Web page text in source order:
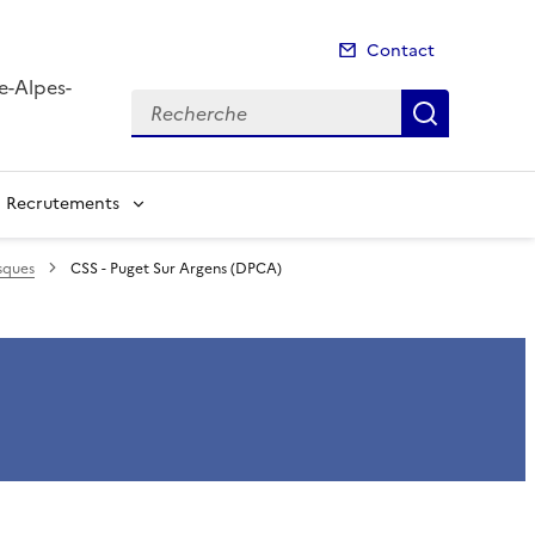
Alpes-
Contact
Recherche
Recrutements
CSS - Puget Sur Argens (DPCA)